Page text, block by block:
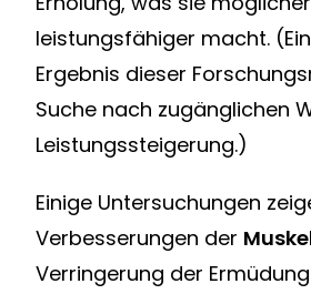
leistungsfähiger macht.
Ergebnis dieser
Suche nach zugänglichen
Leistungssteigerung.)
Einige Untersuchungen
Verbesserungen der
Verringerung der